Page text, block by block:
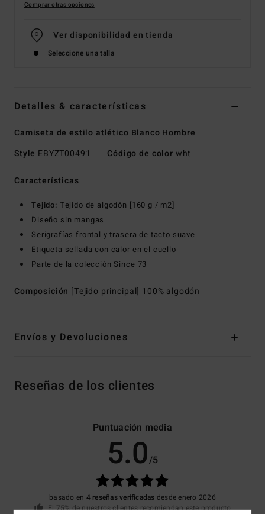
Comprar otras opciones
Ver disponibilidad en tienda
Seleccione una talla
Detalles & características
Camiseta de estilo atlético Blanco Hombre
Style EBYZT00491 Código de color wht
Características
Tejido: Tejido de algodón [160 g / m2]
Diseño sin mangas
Serigrafías frontal y trasera de tacto suave
Etiqueta sellada con calor en el cuello
Parte de la colección Since 73
Composición [Tejido principal] 100% algodón
Envíos y Devoluciones
Reseñas de los clientes
Puntuación media
5.0/5
basado en 4 reseñas verificadas desde enero 2026
El 75% de nuestros clientes recomiendan este producto